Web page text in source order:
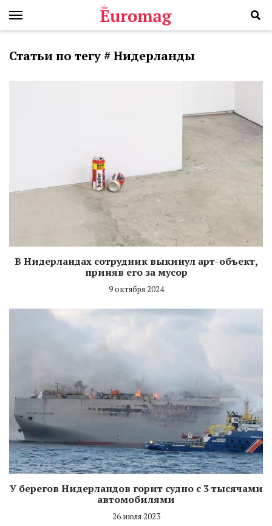
Статьи по тегу # Нидерланды
В Нидерландах сотрудник выкинул арт-объект,
приняв его за мусор
9 октября 2024
У берегов Нидерландов горит судно с 3 тысячами
автомобилями
26 июля 2023